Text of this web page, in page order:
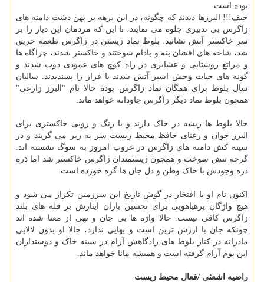
بوده است.
حیف!!! البرزها دیدند که چگونه، در این برهه بر پهن دشت دامنه های
زاگرس بی تدبیری جلوه می نمایند، تا این که مردمان این دیار را بر
سر خاکستر آتش نشانید. بلوط نماد زیستن در زاگرس طعمه حریق
شد، شاخه های افشان بنه و بادام سوختند و خاکستر شدند، چراگاه ها
و مراتع روستایی و عشایری در راه کوچ های عمودی ذوب شدند و
گونه های حیات وحش اسیر آتش شدند یا فرار را پسندیدند. سالیان
سال بلوط برای همگان نماد زاگرس بوده حالا نام "البرز زارعی"
همچون بلوط نماد دیگر زاگرس جاودانه خواهد ماند.
حالا بلوط ها ریشه در خاک دارند و با رنگ و رویی خاکستری برای
البرز جوان و رعنای حافظ محیط زیست سر به زیر می گریند و در
سینه کش دامنه های زاگرس در غروب امروز به سوگ نشسته اند.
گرچه تنش سوخت و همچون زیستمندان زاگرس خاکستر شد اما ذره
ذره وجودش با خاک وطن و دل جان ها گره خورده است.
اکنون نام او با افتخار در گوش تاریخ این سرزمین تکرار می شود و
هیچ واژگان پرهیاهویی برای تحسین باران ایثارش بر قله های بلند
زاگرس کافی نیست. حالا واژه ها بی جان و تهی از معنا شده اند
چونکه جان با ارزش ترین است و بهایی ندارد، حالا او بدون لالایی
مادرانه در کنار بلوط های زادگاهش آرام در سینه خاک و دوستداران
این بوم آرام گرفته است و همیشه مانا خواهد ماند.
راضیه اشعثی /فعال محیط زیست